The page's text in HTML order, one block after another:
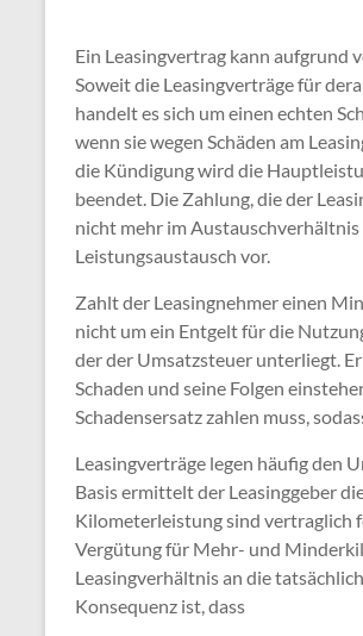
Ein Leasingvertrag kann aufgrund
Soweit die Leasingverträge für
handelt es sich um einen echten
wenn sie wegen Schäden am
die Kündigung wird die
beendet. Die Zahlung, die der
nicht mehr im Austauschverhältnis
Leistungsaustausch vor.
Zahlt der Leasingnehmer einen
nicht um ein Entgelt für die
der der Umsatzsteuer unterliegt.
Schaden und seine Folgen
Schadensersatz zahlen muss,
Leasingverträge legen häufig den
Basis ermittelt der Leasinggeber
Kilometerleistung sind vertraglich
Vergütung für Mehr- und
Leasingverhältnis an die
Konsequenz ist, dass